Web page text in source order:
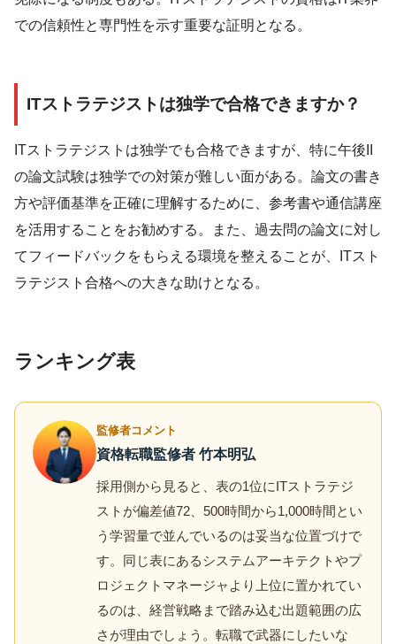
での信頼性と専門性を示す重要な証明となる。
ITストラテジストは独学で合格できますか？
ITストラテジストは独学でも合格できますが、特に午後II
の論文試験は独学での対策が難しい面がある。論文の書き
方や評価基準を正確に理解するために、参考書や通信講座
を活用することをお勧めする。また、過去問の論文に対し
てフィードバックをもらえる環境を整えることが、ITスト
ラテジスト合格への大きな助けとなる。
ランキング表
監修者コメント
資格転職監修者 竹本明弘
採用側から見ると、表の1位にITストラテジ
ストが偏差値72、500時間から1,000時間とい
う学習量で並んでいるのは妥当な位置づけで
す。同じ表にあるシステムアーキテクトやプ
ロジェクトマネージャより上位に置かれてい
るのは、経営戦略まで踏み込む出題範囲の広
さが理由でしょう。転職で武器にしたいな